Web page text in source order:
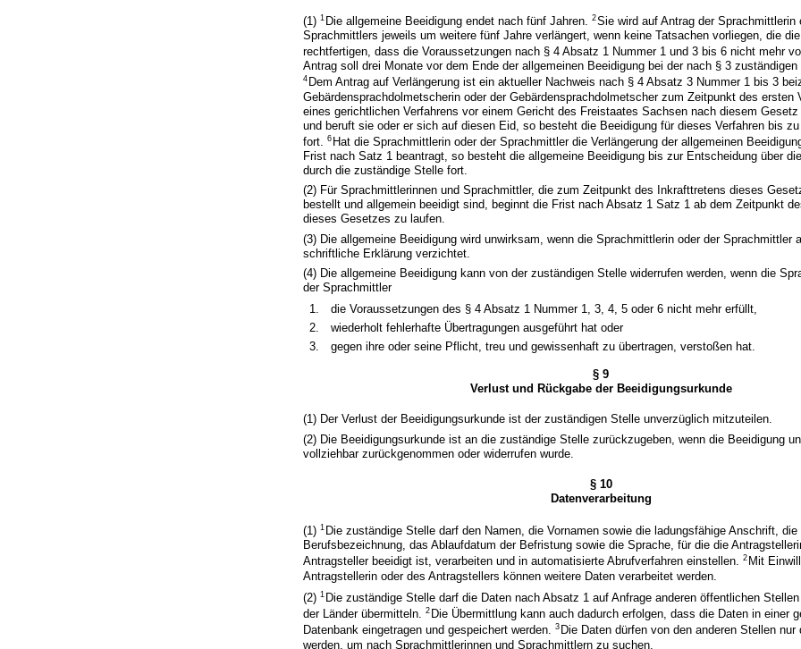
(1)1 Die allgemeine Beeidigung endet nach fünf Jahren.2Sie wird auf Antrag der Sprachmittlerin
Sprachmittlers jeweils um weitere fünf Jahre verlängert, wenn keine Tatsachen vorliegen, die
rechtfertigen, dass die Voraussetzungen nach § 4 Absatz 1 Nummer 1 und 3 bis 6 nicht mehr
Antrag soll drei Monate vor dem Ende der allgemeinen Beeidigung bei der nach § 3
4 Dem Antrag auf Verlängerung ist ein aktueller Nachweis nach § 4 Absatz 3 Nummer 1 bis 3
Gebärdensprachdolmetscherin oder der Gebärdensprachdolmetscher zum Zeitpunkt des ersten
eines gerichtlichen Verfahrens vor einem Gericht des Freistaates Sachsen nach diesem
und beruft sie oder er sich auf diesen Eid, so besteht die Beeidigung für dieses Verfahren bis
fort.6 Hat die Sprachmittlerin oder der Sprachmittler die Verlängerung der allgemeinen
Frist nach Satz 1 beantragt, so besteht die allgemeine Beeidigung bis zur Entscheidung über
durch die zuständige Stelle fort.
(2) Für Sprachmittlerinnen und Sprachmittler, die zum Zeitpunkt des Inkrafttretens dieses
bestellt und allgemein beeidigt sind, beginnt die Frist nach Absatz 1 Satz 1 ab dem Zeitpunkt
dieses Gesetzes zu laufen.
(3) Die allgemeine Beeidigung wird unwirksam, wenn die Sprachmittlerin oder der Sprachmittler
schriftliche Erklärung verzichtet.
(4) Die allgemeine Beeidigung kann von der zuständigen Stelle widerrufen werden, wenn die
der Sprachmittler
1.
die Voraussetzungen des § 4 Absatz 1 Nummer 1, 3, 4, 5 oder 6 nicht mehr erfüllt,
2.
wiederholt fehlerhafte Übertragungen ausgeführt hat oder
3.
gegen ihre oder seine Pflicht, treu und gewissenhaft zu übertragen, verstoßen hat.
§ 9
Verlust und Rückgabe der Beeidigungsurkunde
(1) Der Verlust der Beeidigungsurkunde ist der zuständigen Stelle unverzüglich mitzuteilen.
(2) Die Beeidigungsurkunde ist an die zuständige Stelle zurückzugeben, wenn die Beeidigung
vollziehbar zurückgenommen oder widerrufen wurde.
§ 10
Datenverarbeitung
(1)1 Die zuständige Stelle darf den Namen, die Vornamen sowie die ladungsfähige Anschrift, die
Berufsbezeichnung, das Ablaufdatum der Befristung sowie die Sprache, für die die
Antragsteller beeidigt ist, verarbeiten und in automatisierte Abrufverfahren einstellen.2 Mit
Antragstellerin oder des Antragstellers können weitere Daten verarbeitet werden.
(2)1 Die zuständige Stelle darf die Daten nach Absatz 1 auf Anfrage anderen öffentlichen
der Länder übermitteln.2 Die Übermittlung kann auch dadurch erfolgen, dass die Daten in einer
Datenbank eingetragen und gespeichert werden.3 Die Daten dürfen von den anderen Stellen nur
werden, um nach Sprachmittlerinnen und Sprachmittlern zu suchen.